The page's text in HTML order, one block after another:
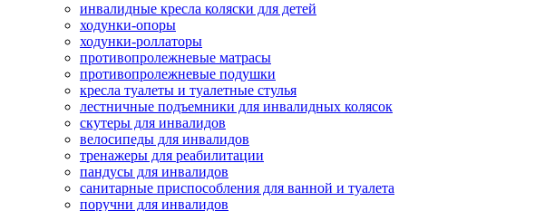
инвалидные кресла коляски для детей
ходунки-опоры
ходунки-роллаторы
противопролежневые матрасы
противопролежневые подушки
кресла туалеты и туалетные стулья
лестничные подъемники для инвалидных колясок
скутеры для инвалидов
велосипеды для инвалидов
тренажеры для реабилитации
пандусы для инвалидов
санитарные приспособления для ванной и туалета
поручни для инвалидов